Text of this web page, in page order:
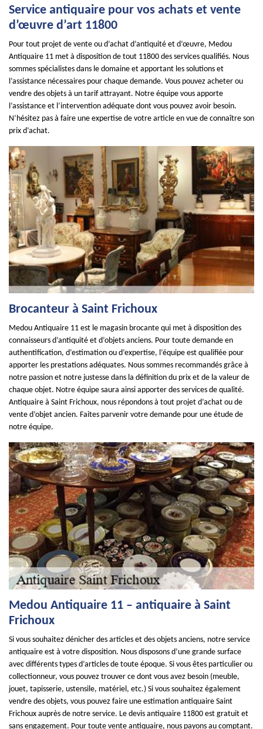
Service antiquaire pour vos achats et vente
d’œuvre d’art 11800
Pour tout projet de vente ou d’achat d’antiquité et d’œuvre, Medou
Antiquaire 11 met à disposition de tout 11800 des services qualifiés. Nous
sommes spécialistes dans le domaine et apportant les solutions et
l’assistance nécessaires pour chaque demande. Vous pouvez acheter ou
vendre des objets à un tarif attrayant. Notre équipe vous apporte
l’assistance et l’intervention adéquate dont vous pouvez avoir besoin.
N’hésitez pas à faire une expertise de votre article en vue de connaître son
prix d’achat.
Brocanteur à Saint Frichoux
Medou Antiquaire 11 est le magasin brocante qui met à disposition des
connaisseurs d’antiquité et d’objets anciens. Pour toute demande en
authentification, d’estimation ou d’expertise, l’équipe est qualifiée pour
apporter les prestations adéquates. Nous sommes recommandés grâce à
notre passion et notre justesse dans la définition du prix et de la valeur de
chaque objet. Notre équipe saura ainsi apporter des services de qualité.
Antiquaire à Saint Frichoux, nous répondons à tout projet d’achat ou de
vente d’objet ancien. Faites parvenir votre demande pour une étude de
notre équipe.
Medou Antiquaire 11 – antiquaire à Saint
Frichoux
Si vous souhaitez dénicher des articles et des objets anciens, notre service
antiquaire est à votre disposition. Nous disposons d’une grande surface
avec différents types d’articles de toute époque. Si vous êtes particulier ou
collectionneur, vous pouvez trouver ce dont vous avez besoin (meuble,
jouet, tapisserie, ustensile, matériel, etc.) Si vous souhaitez également
vendre des objets, vous pouvez faire une estimation antiquaire Saint
Frichoux auprès de notre service. Le devis antiquaire 11800 est gratuit et
sans engagement. Pour toute vente antiquaire, nous payons au comptant.